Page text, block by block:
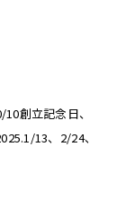
10創立記念日、
13、2/24、